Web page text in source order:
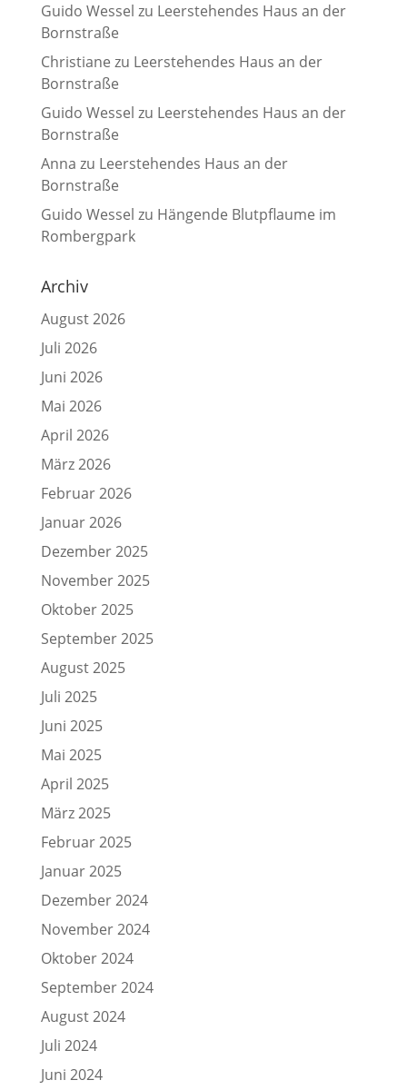
Guido Wessel zu Leerstehendes Haus an der
Bornstraße
Christiane zu Leerstehendes Haus an der
Bornstraße
Guido Wessel zu Leerstehendes Haus an der
Bornstraße
Anna zu Leerstehendes Haus an der
Bornstraße
Guido Wessel zu Hängende Blutpflaume im
Rombergpark
Archiv
August 2026
Juli 2026
Juni 2026
Mai 2026
April 2026
März 2026
Februar 2026
Januar 2026
Dezember 2025
November 2025
Oktober 2025
September 2025
August 2025
Juli 2025
Juni 2025
Mai 2025
April 2025
März 2025
Februar 2025
Januar 2025
Dezember 2024
November 2024
Oktober 2024
September 2024
August 2024
Juli 2024
Juni 2024